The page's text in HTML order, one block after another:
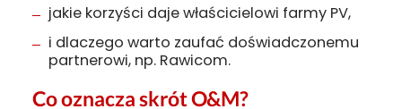
jakie korzyści daje właścicielowi farmy PV,
i dlaczego warto zaufać doświadczonemu
partnerowi, np. Rawicom.
Co oznacza skrót O&M?